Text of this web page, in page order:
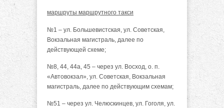
маршруты маршрутного такси
№1 – ул. Большевистская, ул. Советская,
Вокзальная магистраль, далее по
действующей схеме;
№8, 44, 44а, 45 – через ул. Восход, о. п.
«Автовокзал», ул. Советская, Вокзальная
магистраль, далее по действующим схемам;
№51 – через ул. Челюскинцев, ул. Гоголя, ул.